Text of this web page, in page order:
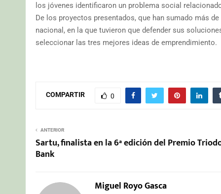
los jóvenes identificaron un problema social
De los proyectos presentados, que han sumado más
nacional, en la que tuvieron que defender sus
seleccionar las tres mejores ideas de emprendimiento.
COMPARTIR 0
ANTERIOR
Sartu, finalista en la 6ª edición del Premio
Bank
Miguel Royo Gasca